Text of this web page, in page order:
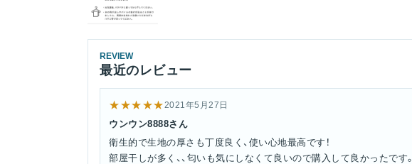
REVIEW
最近のレビュー
★★★★★ 2021年5月27日
ウンウン8888さん
衛生的で生地の厚さも丁度良く、使い心地最高です！
部屋干しが多く、、匂いも気にしなくて良いので購入して良かったです。